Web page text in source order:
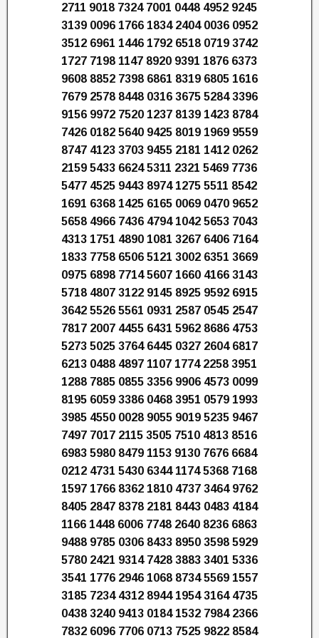
2711 9018 7324 7001 0448 4952 9245
3139 0096 1766 1834 2404 0036 0952
3512 6961 1446 1792 6518 0719 3742
1727 7198 1147 8920 9391 1876 6373
9608 8852 7398 6861 8319 6805 1616
7679 2578 8448 0316 3675 5284 3396
9156 9972 7520 1237 8139 1423 8784
7426 0182 5640 9425 8019 1969 9559
8747 4123 3703 9455 2181 1412 0262
2159 5433 6624 5311 2321 5469 7736
5477 4525 9443 8974 1275 5511 8542
1691 6368 1425 6165 0069 0470 9652
5658 4966 7436 4794 1042 5653 7043
4313 1751 4890 1081 3267 6406 7164
1833 7758 6506 5121 3002 6351 3669
0975 6898 7714 5607 1660 4166 3143
5718 4807 3122 9145 8925 9592 6915
3642 5526 5561 0931 2587 0545 2547
7817 2007 4455 6431 5962 8686 4753
5273 5025 3764 6445 0327 2604 6817
6213 0488 4897 1107 1774 2258 3951
1288 7885 0855 3356 9906 4573 0099
8195 6059 3386 0468 3951 0579 1993
3985 4550 0028 9055 9019 5235 9467
7497 7017 2115 3505 7510 4813 8516
6983 5980 8479 1153 9130 7676 6684
0212 4731 5430 6344 1174 5368 7168
1597 1766 8362 1810 4737 3464 9762
8405 2847 8378 2181 8443 0483 4184
1166 1448 6006 7748 2640 8236 6863
9488 9785 0306 8433 8950 3598 5929
5780 2421 9314 7428 3883 3401 5336
3541 1776 2946 1068 8734 5569 1557
3185 7234 4312 8944 1954 3164 4735
0438 3240 9413 0184 1532 7984 2366
7832 6096 7706 0713 7525 9822 8584